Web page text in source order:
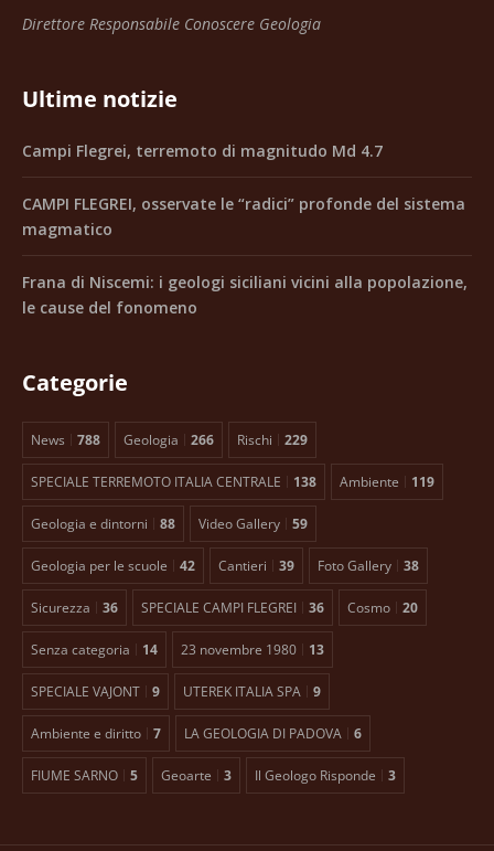
Direttore Responsabile Conoscere Geologia
Ultime notizie
Campi Flegrei, terremoto di magnitudo Md 4.7
CAMPI FLEGREI, osservate le “radici” profonde del sistema
magmatico
Frana di Niscemi: i geologi siciliani vicini alla popolazione,
le cause del fonomeno
Categorie
News 788 Geologia 266 Rischi 229
SPECIALE TERREMOTO ITALIA CENTRALE 138 Ambiente 119
Geologia e dintorni 88 Video Gallery 59
Geologia per le scuole 42 Cantieri 39 Foto Gallery 38
Sicurezza 36 SPECIALE CAMPI FLEGREI 36 Cosmo 20
Senza categoria 14 23 novembre 1980 13
SPECIALE VAJONT 9 UTEREK ITALIA SPA 9
Ambiente e diritto 7 LA GEOLOGIA DI PADOVA 6
FIUME SARNO 5 Geoarte 3 Il Geologo Risponde 3